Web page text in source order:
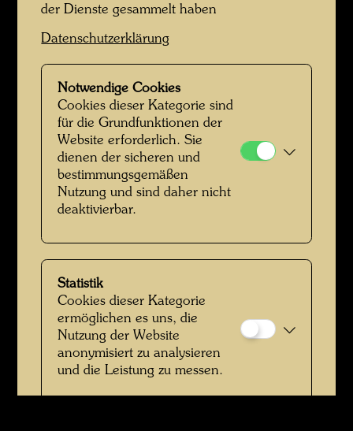
der Dienste gesammelt haben
Datenschutzerklärung
Notwendige Cookies
Cookies dieser Kategorie sind
für die Grundfunktionen der
Website erforderlich. Sie
dienen der sicheren und
bestimmungsgemäßen
Nutzung und sind daher nicht
deaktivierbar.
Statistik
Cookies dieser Kategorie
ermöglichen es uns, die
Nutzung der Website
anonymisiert zu analysieren
und die Leistung zu messen.